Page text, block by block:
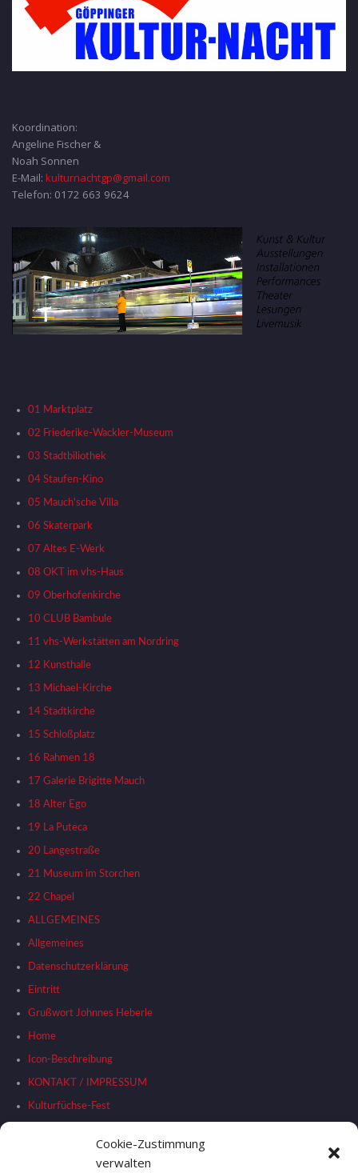
Cookie-Zustimmung
verwalten
Koordination:
Angeline Fischer &
Noah Sonnen
E-Mail: kulturnachtgp@gmail.com
Telefon: 0172 663 9624
01 Marktplatz
02 Friederike-Wackler-Museum
03 Stadtbiliothek
04 Staufen-Kino
05 Mauch'sche Villa
06 Skaterpark
07 Altes E-Werk
08 OKT im vhs-Haus
09 Oberhofenkirche
10 CLUB Bambule
11 vhs-Werkstätten am Nordring
12 Kunsthalle
13 Michael-Kirche
14 Stadtkirche
15 Schloßplatz
16 Rahmen 18
17 Galerie Brigitte Mauch
18 Alter Ego
19 La Puteca
20 Langestraße
21 Museum im Storchen
22 Chapel
ALLGEMEINES
Allgemeines
Datenschutzerklärung
Eintritt
Grußwort Johnnes Heberle
Home
Icon-Beschreibung
KONTAKT / IMPRESSUM
Kulturfüchse-Fest
RAHMENPROGRAMM